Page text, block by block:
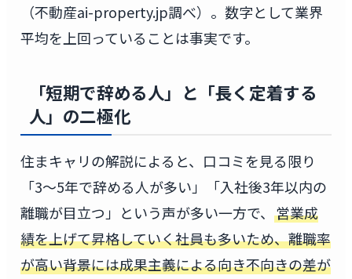
（不動産ai-property.jp調べ）。数字として業界
平均を上回っていることは事実です。
「短期で辞める人」と「長く定着する
人」の二極化
住まキャリの解説によると、口コミを見る限り
「3〜5年で辞める人が多い」「入社後3年以内の
離職が目立つ」という声が多い一方で、 営業成
績を上げて昇格していく社員も多いため、離職率
が高い背景には成果主義による向き不向きの差が